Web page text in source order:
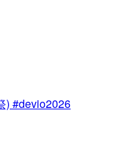
) #devio2026